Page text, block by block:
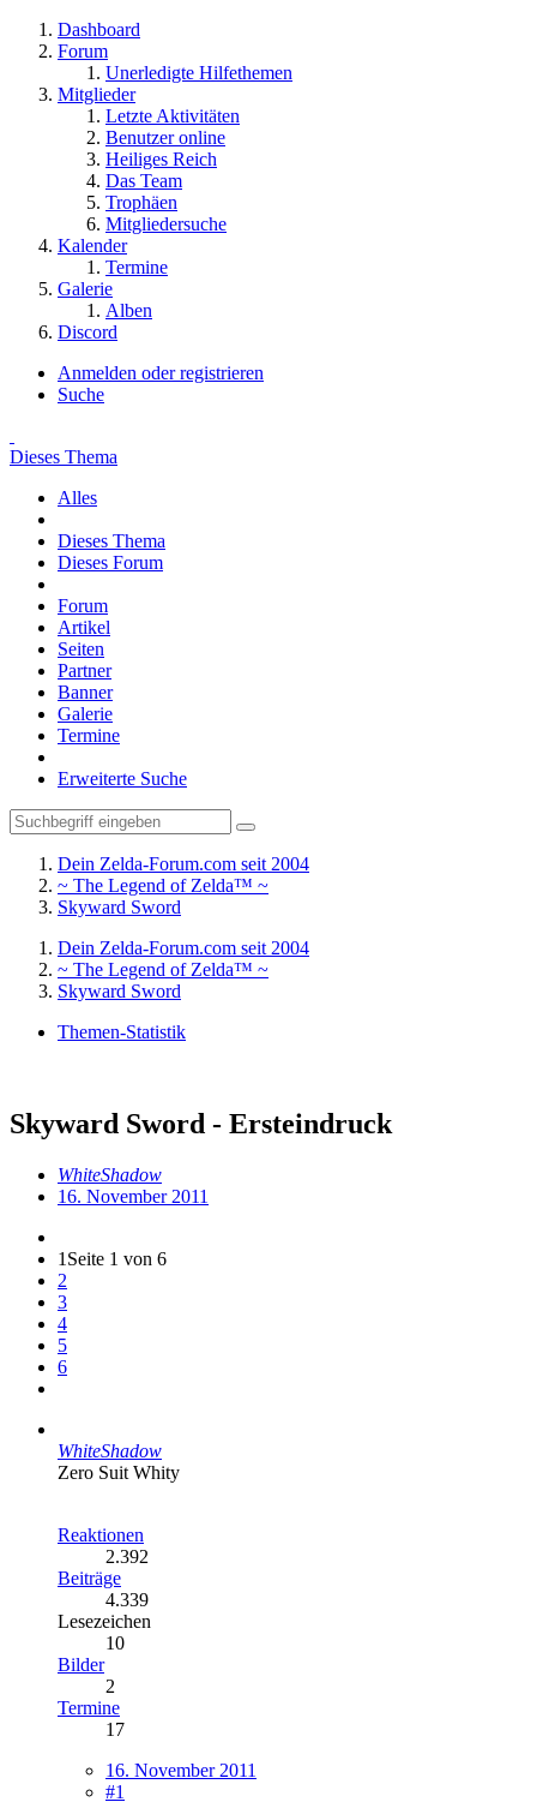
Dashboard
Forum
Unerledigte Hilfethemen
Mitglieder
Letzte Aktivitäten
Benutzer online
Heiliges Reich
Das Team
Trophäen
Mitgliedersuche
Kalender
Termine
Galerie
Alben
Discord
Anmelden oder registrieren
Suche
Dieses Thema
Alles
Dieses Thema
Dieses Forum
Forum
Artikel
Seiten
Partner
Banner
Galerie
Termine
Erweiterte Suche
Dein Zelda-Forum.com seit 2004
~ The Legend of Zelda™ ~
Skyward Sword
Dein Zelda-Forum.com seit 2004
~ The Legend of Zelda™ ~
Skyward Sword
Themen-Statistik
Skyward Sword - Ersteindruck
WhiteShadow
16. November 2011
1 Seite 1 von 6
2
3
4
5
6
WhiteShadow
Zero Suit Whity
Reaktionen
2.392
Beiträge
4.339
Lesezeichen
10
Bilder
2
Termine
17
16. November 2011
#1